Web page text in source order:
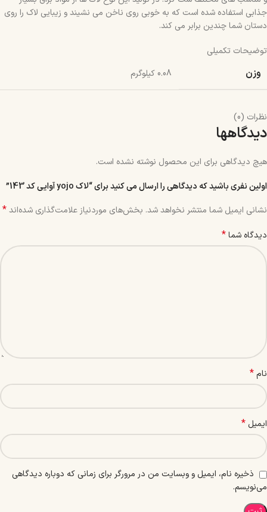
جذابی استفاده شده است که به خوبی روی ناخن می نشیند و زیبایی لاک را روی
دستان شما چندین برابر می کند.
توضیحات تکمیلی
وزن 0.08 کیلوگرم
نظرات (0)
دیدگاهها
هیچ دیدگاهی برای این محصول نوشته نشده است.
اولین نفری باشید که دیدگاهی را ارسال می کنید برای “لاک yojo آوایی کد 143”
نشانی ایمیل شما منتشر نخواهد شد. بخش‌های موردنیاز علامت‌گذاری شده‌اند*
دیدگاه شما*
نام*
ایمیل *
ذخیره نام، ایمیل و وبسایت من در مرورگر برای زمانی که دوباره دیدگاهی
می‌نویسم.